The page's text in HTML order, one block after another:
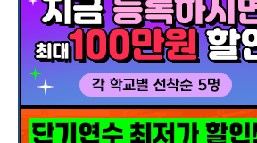
제12회 한국 대학생 일본어 디베이트 대회
단기연수 문의, 기숙사
화영님~ 오사카지역에 기숙사 이용 가능한 10월 학기 일본어학교 리스트 메일로
원희님~ 일본 어학연수는 기본적으로 만 18세 이상 입학이 가능하며, 아무리 어려도